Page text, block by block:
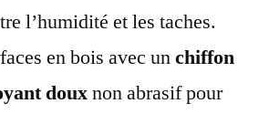
l’humidité et les taches.
en bois avec unchiffon
douxnon abrasif pour